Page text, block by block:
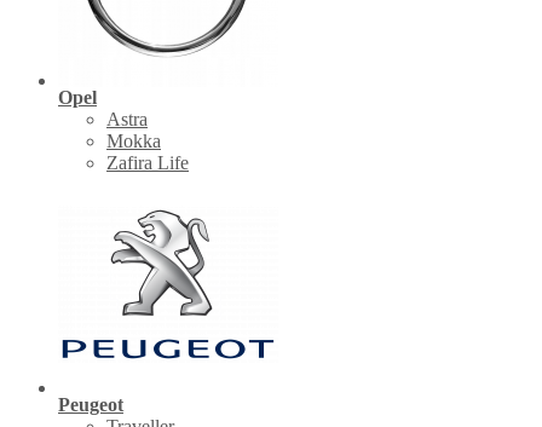
Opel
Astra
Mokka
Zafira Life
Peugeot